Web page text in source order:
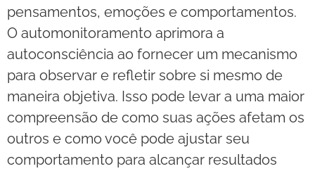
pensamentos, emoções e comportamentos.
O automonitoramento aprimora a
autoconsciência ao fornecer um mecanismo
para observar e refletir sobre si mesmo de
maneira objetiva. Isso pode levar a uma maior
compreensão de como suas ações afetam os
outros e como você pode ajustar seu
comportamento para alcançar resultados